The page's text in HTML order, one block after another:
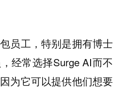
员工，特别是拥有博士
经常选择Surge AI而不
为它可以提供他们想要